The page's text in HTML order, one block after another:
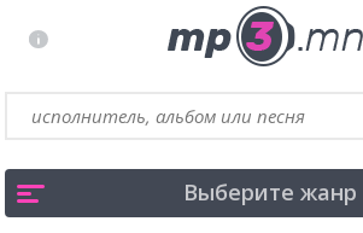
Выберите жанр